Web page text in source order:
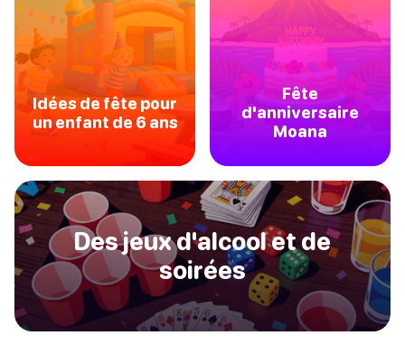
Idées de fête pour
un enfant de 6 ans
Fête
d'anniversaire
Moana
Des jeux d'alcool et de
soirées